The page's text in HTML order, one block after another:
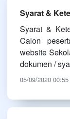
Syarat &
Syarat &
Calon
website
dokumen /
05/09/2020